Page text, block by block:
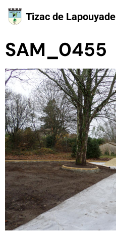
Tizac de Lapouyade
SAM_0455